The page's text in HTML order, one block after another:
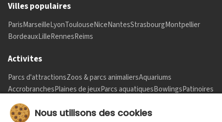
Villes populaires
ParisMarseilleLyonToulouseNiceNantesStrasbourgMontpellier
BordeauxLilleRennesReims
Activites
Parcs d'attractionsZoos & parcs animaliersAquariums
AccrobranchesPlaines de jeuxParcs aquatiquesBowlingsPatinoires
InformationsNous utilisons des cookies